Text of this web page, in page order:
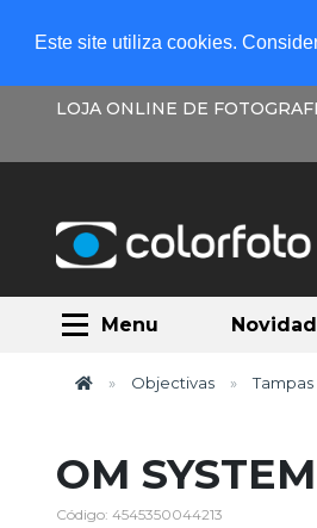
Este site utiliza cookies.
LOJA ONLINE DE
Menu
Objectivas Tampas
OM
Código: 4545350044213